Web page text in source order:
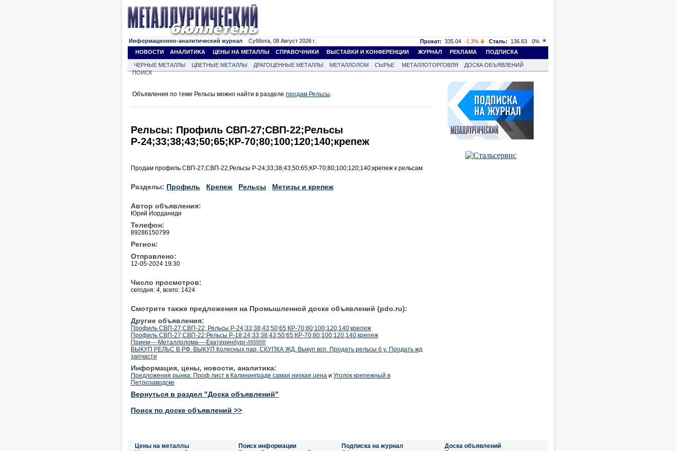
Информационно-аналитический журнал Суббота, 08 Август 2026 г. Прокат: 335.04 -1.3% Сталь: 136.63
0%
НОВОСТИ
АНАЛИТИКА ЦЕНЫ НА МЕТАЛЛЫ СПРАВОЧНИКИ ВЫСТАВКИ И КОНФЕРЕНЦИИ ЖУРНАЛ РЕКЛАМА ПОДПИСКА
ЧЕРНЫЕ МЕТАЛЛЫ ЦВЕТНЫЕ МЕТАЛЛЫ ДРАГОЦЕННЫЕ МЕТАЛЛЫ МЕТАЛЛОЛОМ СЫРЬЕ МЕТАЛЛОТОРГОВЛЯ
ДОСКА ОБЪЯВЛЕНИЙ
ПОИСК
Объявления по теме Рельсы можно найти в разделе продам Рельсы.
Рельсы: Профиль СВП-27;СВП-22;Рельсы
Р-24;33;38;43;50;65;КР-70;80;100;120;140;крепеж
Продам профиль СВП-27;СВП-22;Рельсы Р-24;33;38;43;50;65;КР-70;80;100;120;140;крепеж к рельсам
Разделы: Профиль Крепеж Рельсы Метизы и крепеж
Автор объявления:
Юрий Иорданиди
Телефон:
89286150799
Регион:
Отправлено:
12-05-2024 19:30
Число просмотров:
сегодня: 4, всего: 1424
Смотрите также предложения на Промышленной доске объявлений (pdo.ru):
Другие объявления:
Профиль СВП-27;СВП-22; Рельсы Р-24;33;38;43;50;65;КР-70;80;100;120;140;крепеж
Профиль СВП-27;СВП-22;Рельсы Р-18;24;33;38;43;50;65;КР-70;80;100;120;140;крепеж
Прием----Металлолома----Екатеринбург-////////////
ВЫКУП РЕЛЬС В РФ. ВЫКУП Колесных пар. СКУПКА ЖД. Выкуп всп. Продать рельсы б у. Продать жд
запчасти
Информация, цены, новости, аналитика:
Предложения рынка: Проф лист в Калининграде самая низкая цена и Уголок крепежный в
Петрозаводске
Вернуться в раздел "Доска объявлений"
Поиск по доске объявлений >>
Цены на металлы
Поиск информации
Подписка на журнал
Доска объявлений